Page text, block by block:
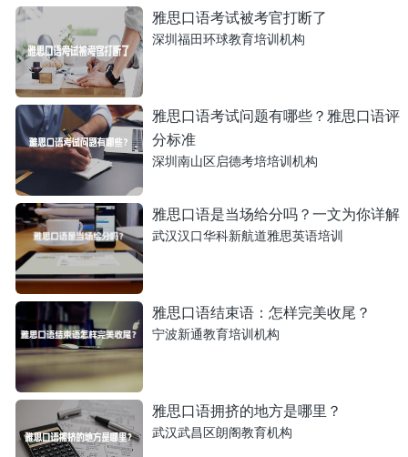
雅思口语考试被考官打断了
深圳福田环球教育培训机构
雅思口语考试问题有哪些？雅思口语评
分标准
深圳南山区启德考培培训机构
雅思口语是当场给分吗？一文为你详解
武汉汉口华科新航道雅思英语培训
雅思口语结束语：怎样完美收尾？
宁波新通教育培训机构
雅思口语拥挤的地方是哪里？
武汉武昌区朗阁教育机构